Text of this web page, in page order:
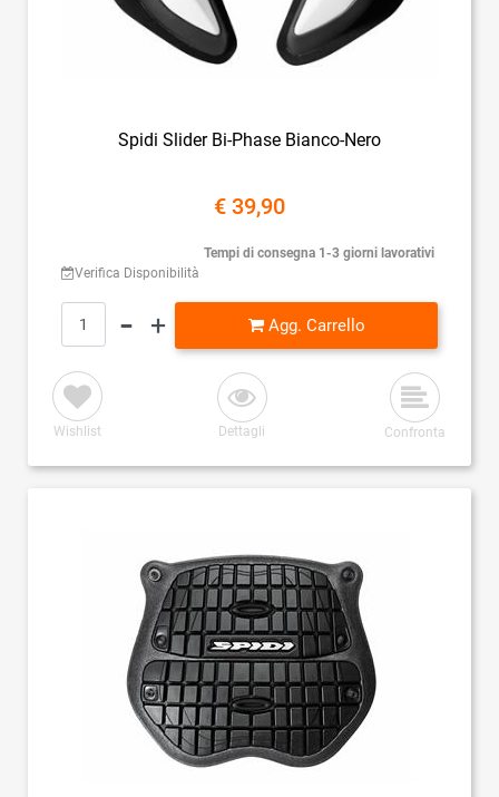
Spidi Slider Bi-Phase Bianco-Nero
€ 39,90
Verifica Disponibilità
Tempi di consegna 1-3 giorni lavorativi
Quantità
Agg. Carrello
Wishlist Dettagli Confronta